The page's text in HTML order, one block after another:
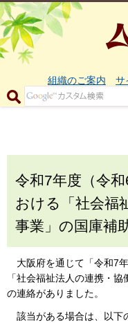
組織のご案内 サ
令和7年度（令
おける「社会福
事業」の国庫補
大阪府を通じて「令和7
「社会福祉法人の連携・
の連絡がありました。
該当がある場合は、以下